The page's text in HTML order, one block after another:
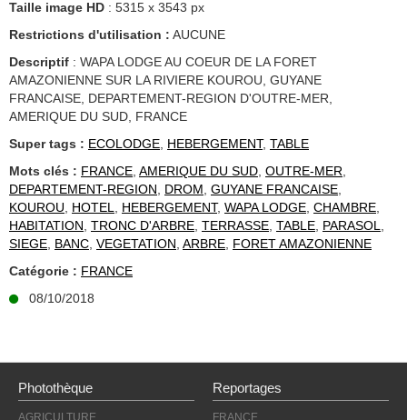
Taille image HD : 5315 x 3543 px
Restrictions d'utilisation : AUCUNE
Descriptif : WAPA LODGE AU COEUR DE LA FORET
AMAZONIENNE SUR LA RIVIERE KOUROU, GUYANE
FRANCAISE, DEPARTEMENT-REGION D'OUTRE-MER,
AMERIQUE DU SUD, FRANCE
Super tags : ECOLODGE, HEBERGEMENT, TABLE
Mots clés : FRANCE, AMERIQUE DU SUD, OUTRE-MER,
DEPARTEMENT-REGION, DROM, GUYANE FRANCAISE,
KOUROU, HOTEL, HEBERGEMENT, WAPA LODGE, CHAMBRE,
HABITATION, TRONC D'ARBRE, TERRASSE, TABLE, PARASOL,
SIEGE, BANC, VEGETATION, ARBRE, FORET AMAZONIENNE
Catégorie : FRANCE
08/10/2018
Photothèque Reportages